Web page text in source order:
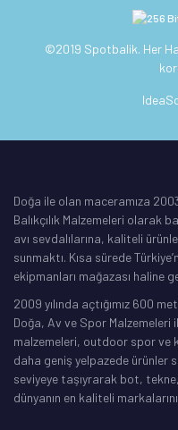
©2019 Spotbalik. Her
Doğa ile olan maceramıza
Balıkçılık Malzemeleri olarak
avı sevdalılarına, kaliteli
sunmaktı. Kısa sürede
ekipmanları mağazası haline
2009 yılında açtığımız 600
Doğa, Av ve Spor Malzemeleri
malzemeleri, outdoor spor ve
daha geniş yelpazede ürünler
seviyeye taşıyrarak bot,
dünyanın en kaliteli